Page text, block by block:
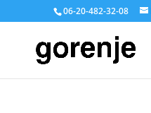
06-20-482-32-08